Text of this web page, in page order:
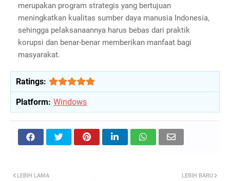
merupakan program strategis yang bertujuan
meningkatkan kualitas sumber daya manusia Indonesia,
sehingga pelaksanaannya harus bebas dari praktik
korupsi dan benar-benar memberikan manfaat bagi
masyarakat.
Ratings:
Platform: Windows
LEBIH BARU
LEBIH LAMA